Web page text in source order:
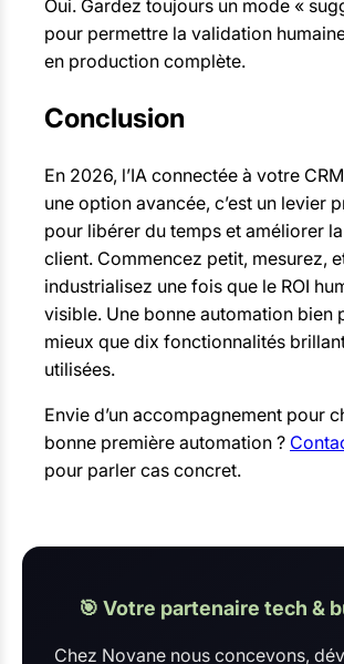
Oui. Gardez toujours un mode «
pour permettre la validation
en production complète.
Conclusion
En 2026, l’IA connectée à votre
une option avancée, c’est un levier
pour libérer du temps et améliorer
client. Commencez petit, mesurez,
industrialisez une fois que le ROI
visible. Une bonne automation bien
mieux que dix fonctionnalités
utilisées.
Envie d’un accompagnement pour
bonne première automation ?
pour parler cas concret.
🎯 Votre partenaire tech &
Chez Novane nous concevons,